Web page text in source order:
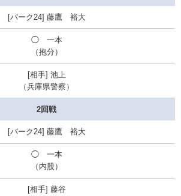
藤鷹 裕大
◯一本
（抱分）
池上
（兵庫県警察）
2回戦
藤鷹 裕大
◯ 一本
（内股）
藤谷